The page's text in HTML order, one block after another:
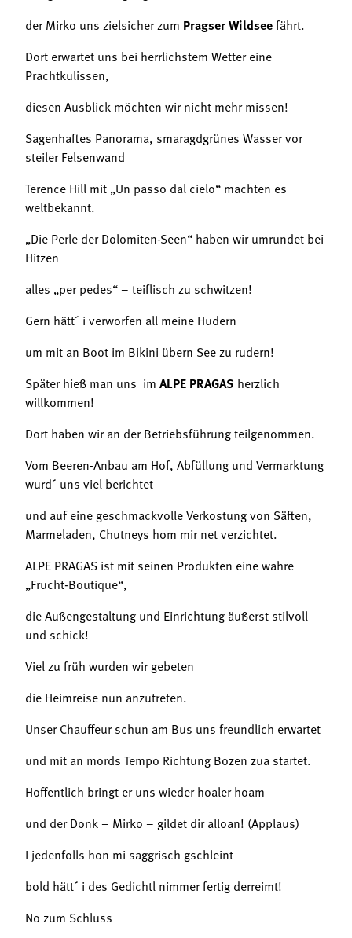
der Mirko uns zielsicher zum Pragser Wildseefährt.
Dort erwartet uns bei herrlichstem Wetter eine
Prachtkulissen,
diesen Ausblick möchten wir nicht mehr missen!
Sagenhaftes Panorama, smaragdgrünes Wasser vor
steiler Felsenwand
Terence Hill mit „Un passo dal cielo“ machten es
weltbekannt.
„Die Perle der Dolomiten-Seen“ haben wir umrundet bei
Hitzen
alles „per pedes“ – teiflisch zu schwitzen!
Gern hätt´ i verworfen all meine Hudern
um mit an Boot im Bikini übern See zu rudern!
Später hieß man uns im ALPE PRAGAS herzlich
willkommen!
Dort haben wir an der Betriebsführung teilgenommen.
Vom Beeren-Anbau am Hof, Abfüllung und Vermarktung
wurd´ uns viel berichtet
und auf eine geschmackvolle Verkostung von Säften,
Marmeladen, Chutneys hom mir net verzichtet.
ALPE PRAGAS ist mit seinen Produkten eine wahre
„Frucht-Boutique“,
die Außengestaltung und Einrichtung äußerst stilvoll
und schick!
Viel zu früh wurden wir gebeten
die Heimreise nun anzutreten.
Unser Chauffeur schun am Bus uns freundlich erwartet
und mit an mords Tempo Richtung Bozen zua startet.
Hoffentlich bringt er uns wieder hoaler hoam
und der Donk – Mirko – gildet dir alloan! (Applaus)
I jedenfolls hon mi saggrisch gschleint
bold hätt´ i des Gedichtl nimmer fertig derreimt!
No zum Schluss